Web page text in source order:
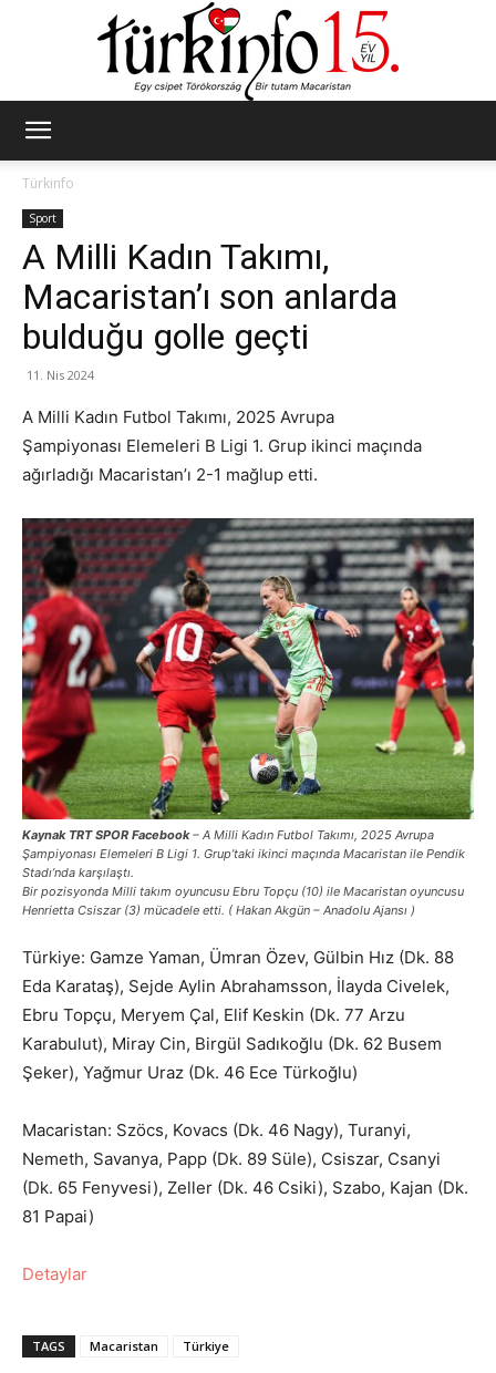
Türkinfo
Sport
A Milli Kadın Takımı,
Macaristan’ı son anlarda
bulduğu golle geçti
11. Nis 2024
A Milli Kadın Futbol Takımı, 2025 Avrupa
Şampiyonası Elemeleri B Ligi 1. Grup ikinci maçında
ağırladığı Macaristan’ı 2-1 mağlup etti.
Kaynak TRT SPOR Facebook– A Milli Kadın Futbol Takımı, 2025 Avrupa
Şampiyonası Elemeleri B Ligi 1. Grup’taki ikinci maçında Macaristan ile Pendik
Stadı’nda karşılaştı.
Bir pozisyonda Milli takım oyuncusu Ebru Topçu (10) ile Macaristan oyuncusu
Henrietta Csiszar (3) mücadele etti. ( Hakan Akgün – Anadolu Ajansı )
Türkiye: Gamze Yaman, Ümran Özev, Gülbin Hız (Dk. 88
Eda Karataş), Sejde Aylin Abrahamsson, İlayda Civelek,
Ebru Topçu, Meryem Çal, Elif Keskin (Dk. 77 Arzu
Karabulut), Miray Cin, Birgül Sadıkoğlu (Dk. 62 Busem
Şeker), Yağmur Uraz (Dk. 46 Ece Türkoğlu)
Macaristan: Szöcs, Kovacs (Dk. 46 Nagy), Turanyi,
Nemeth, Savanya, Papp (Dk. 89 Süle), Csiszar, Csanyi
(Dk. 65 Fenyvesi), Zeller (Dk. 46 Csiki), Szabo, Kajan (Dk.
81 Papai)
Detaylar
TAGS Macaristan Türkiye